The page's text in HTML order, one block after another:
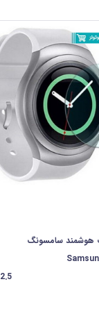
سامسونگ
2.5